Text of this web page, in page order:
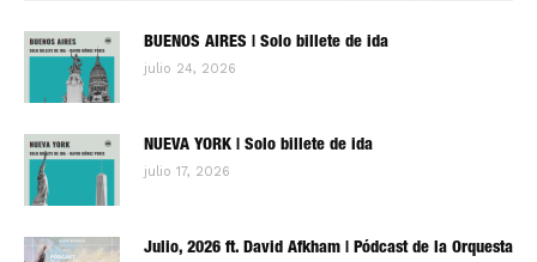
BUENOS AIRES | Solo billete de ida
julio 24, 2026
NUEVA YORK | Solo billete de ida
julio 17, 2026
Julio, 2026 ft. David Afkham | Pódcast de la Orquesta